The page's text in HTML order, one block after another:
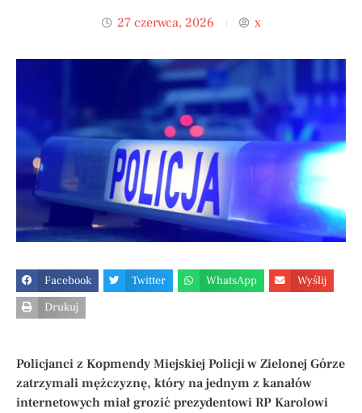
27 czerwca, 2026 x
Facebook Twitter WhatsApp
Wyślij
Drukuj
Policjanci z Kopmendy Miejskiej Policji w Zielonej Górze
zatrzymali mężczyznę, który na jednym z kanałów
internetowych miał grozić prezydentowi RP Karolowi